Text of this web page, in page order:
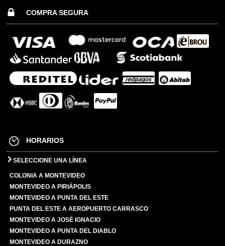
COMPRA SEGURA
HORARIOS
SELECCIONE UNA LÍNEA
COLONIA A MONTEVIDEO
MONTEVIDEO A PIRIÁPOLIS
MONTEVIDEO A PUNTA DEL ESTE
PUNTA DEL ESTE A AEROPUERTO CARRASCO
MONTEVIDEO A JOSÉ IGNACIO
MONTEVIDEO A PUNTA DEL DIABLO
MONTEVIDEO A DURAZNO